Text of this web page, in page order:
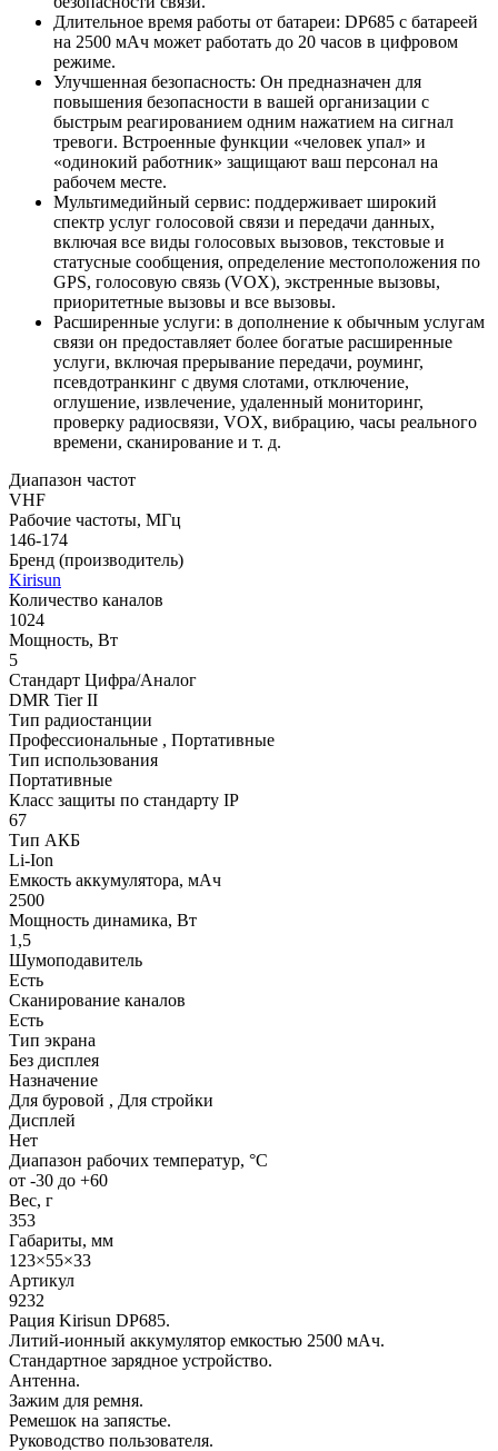
Длительное время работы от батареи: DP685 с батареей
на 2500 мАч может работать до 20 часов в цифровом
режиме.
Улучшенная безопасность: Он предназначен для
повышения безопасности в вашей организации с
быстрым реагированием одним нажатием на сигнал
тревоги. Встроенные функции «человек упал» и
«одинокий работник» защищают ваш персонал на
рабочем месте.
Мультимедийный сервис: поддерживает широкий
спектр услуг голосовой связи и передачи данных,
включая все виды голосовых вызовов, текстовые и
статусные сообщения, определение местоположения по
GPS, голосовую связь (VOX), экстренные вызовы,
приоритетные вызовы и все вызовы.
Расширенные услуги: в дополнение к обычным услугам
связи он предоставляет более богатые расширенные
услуги, включая прерывание передачи, роуминг,
псевдотранкинг с двумя слотами, отключение,
оглушение, извлечение, удаленный мониторинг,
проверку радиосвязи, VOX, вибрацию, часы реального
времени, сканирование и т. д.
Диапазон частот
VHF
Рабочие частоты, МГц
146-174
Бренд (производитель)
Kirisun
Количество каналов
1024
Мощность, Вт
5
Стандарт Цифра/Аналог
DMR Tier II
Тип радиостанции
Профессиональные , Портативные
Тип использования
Портативные
Класс защиты по стандарту IP
67
Тип АКБ
Li-Ion
Емкость аккумулятора, мАч
2500
Мощность динамика, Вт
1,5
Шумоподавитель
Есть
Сканирование каналов
Есть
Тип экрана
Без дисплея
Назначение
Для буровой , Для стройки
Дисплей
Нет
Диапазон рабочих температур, °С
от -30 до +60
Вес, г
353
Габариты, мм
123×55×33
Артикул
9232
Рация Kirisun DP685.
Литий-ионный аккумулятор емкостью 2500 мАч.
Стандартное зарядное устройство.
Антенна.
Зажим для ремня.
Ремешок на запястье.
Руководство пользователя.